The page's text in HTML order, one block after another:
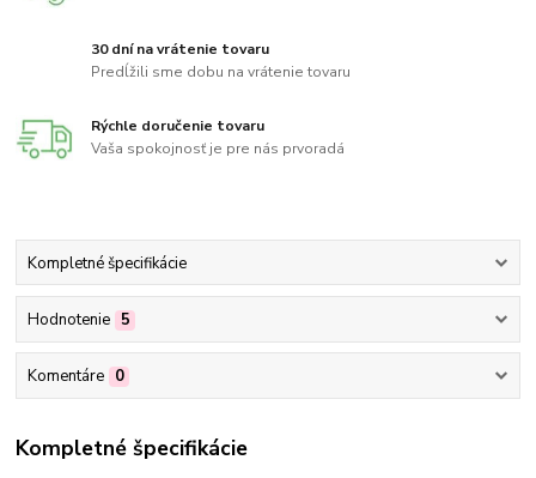
30 dní na vrátenie tovaru
Predĺžili sme dobu na vrátenie tovaru
Rýchle doručenie tovaru
Vaša spokojnosť je pre nás prvoradá
Kompletné špecifikácie
Hodnotenie 5
Komentáre 0
Kompletné špecifikácie